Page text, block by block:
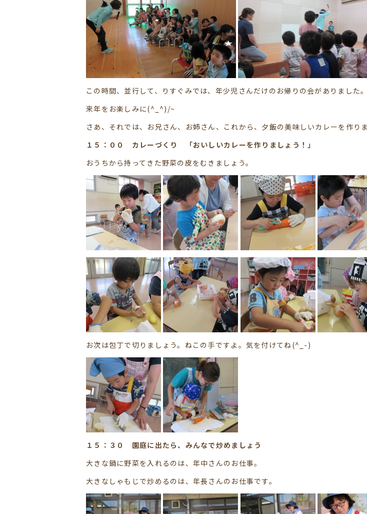
この時間、並行して、りすぐみでは、年少児さんだけのお帰りの会がありました。
来年をお楽しみに(^_^)/~
さあ、それでは、お兄さん、お姉さん、これから、夕飯の美味しいカレーを作り
１５：００ カレーづくり 「おいしいカレーを作りましょう！」
おうちから持ってきた野菜の皮をむきましょう。
お次は包丁で切りましょう。ねこの手ですよ。気を付けてね(^_-)
１５：３０ 園庭に出たら、みんなで炒めましょう
大きな鍋に野菜を入れるのは、年中さんのお仕事。
大きなしゃもじで炒めるのは、年長さんのお仕事です。